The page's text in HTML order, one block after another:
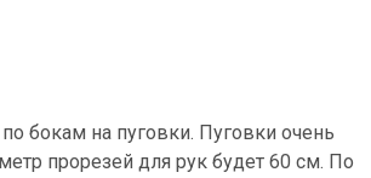
бокам на пуговки. Пуговки очень
прорезей для рук будет 60 см. По